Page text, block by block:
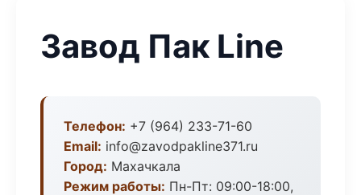
Завод Пак Line
Телефон: +7 (964) 233-71-60
Email: info@zavodpakline371.ru
Город: Махачкала
Режим работы: Пн-Пт: 09:00-18:00,